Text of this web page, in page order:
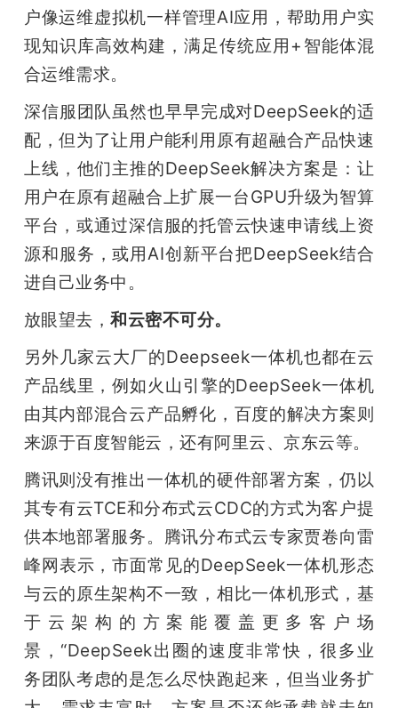
户像运维虚拟机一样管理AI应用，帮助用户实
现知识库高效构建，满足传统应用+智能体混
合运维需求。
深信服团队虽然也早早完成对DeepSeek的适
配，但为了让用户能利用原有超融合产品快速
上线，他们主推的DeepSeek解决方案是：让
用户在原有超融合上扩展一台GPU升级为智算
平台，或通过深信服的托管云快速申请线上资
源和服务，或用AI创新平台把DeepSeek结合
进自己业务中。
放眼望去，和云密不可分。
另外几家云大厂的Deepseek一体机也都在云
产品线里，例如火山引擎的DeepSeek一体机
由其内部混合云产品孵化，百度的解决方案则
来源于百度智能云，还有阿里云、京东云等。
腾讯则没有推出一体机的硬件部署方案，仍以
其专有云TCE和分布式云CDC的方式为客户提
供本地部署服务。腾讯分布式云专家贾卷向雷
峰网表示，市面常见的DeepSeek一体机形态
与云的原生架构不一致，相比一体机形式，基
于云架构的方案能覆盖更多客户场
景，“DeepSeek出圈的速度非常快，很多业
务团队考虑的是怎么尽快跑起来，但当业务扩